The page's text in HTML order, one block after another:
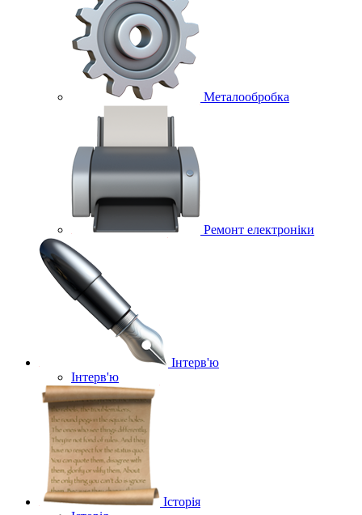
Металообробка
Ремонт електроніки
Інтерв'ю
Інтерв'ю
Історія